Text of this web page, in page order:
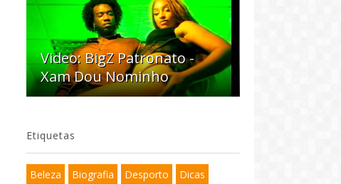
Video: BigZ Patronato -
Xam Dou Nominho
Etiquetas
Beleza Biografia Desporto
Dicas